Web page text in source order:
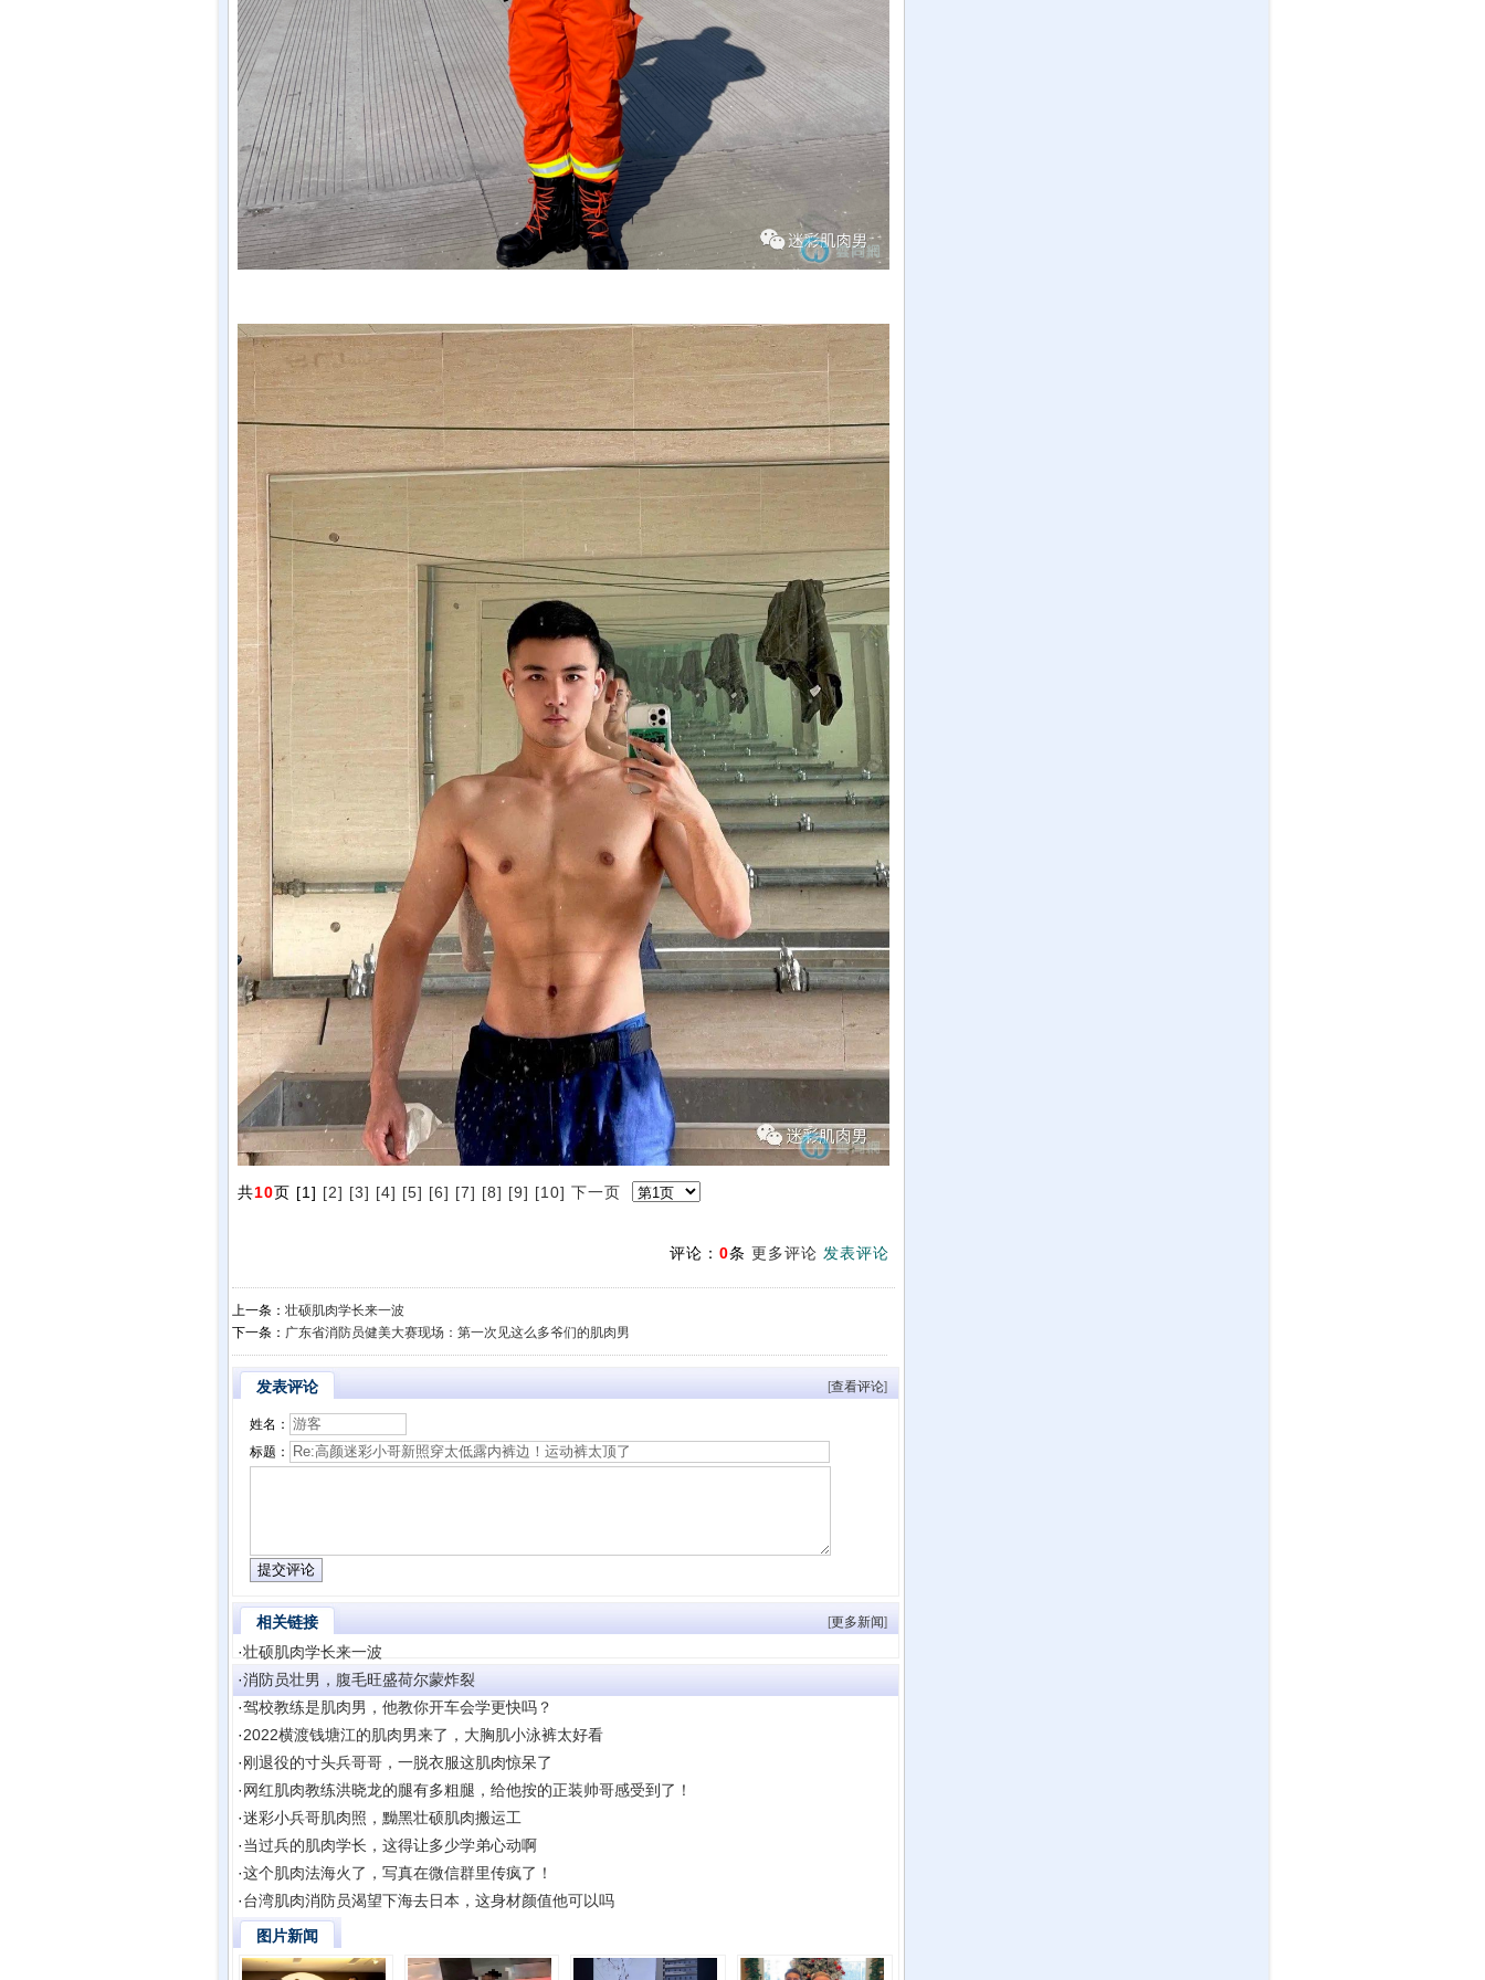
共10页 [1] [2] [3] [4] [5] [6] [7] [8] [9] [10] 下一页
评论： 0条 更多评论 发表评论
上一条： 壮硕肌肉学长来一波
下一条： 广东省消防员健美大赛现场：第一次见这么多爷们的肌肉男
发表评论 [查看评论]
姓名：
标题：
相关链接 [更多新闻]
·壮硕肌肉学长来一波
·消防员壮男，腹毛旺盛荷尔蒙炸裂
·驾校教练是肌肉男，他教你开车会学更快吗？
·2022横渡钱塘江的肌肉男来了，大胸肌小泳裤太好看
·刚退役的寸头兵哥哥，一脱衣服这肌肉惊呆了
·网红肌肉教练洪晓龙的腿有多粗腿，给他按的正装帅哥感受到了！
·迷彩小兵哥肌肉照，黝黑壮硕肌肉搬运工
·当过兵的肌肉学长，这得让多少学弟心动啊
·这个肌肉法海火了，写真在微信群里传疯了！
·台湾肌肉消防员渴望下海去日本，这身材颜值他可以吗
图片新闻